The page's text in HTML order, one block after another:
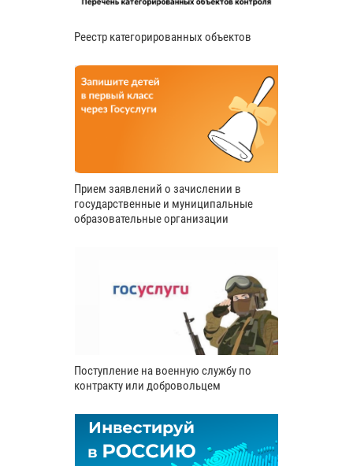
Реестр категорированных объектов
Прием заявлений о зачислении в
государственные и муниципальные
образовательные организации
Поступление на военную службу по
контракту или добровольцем